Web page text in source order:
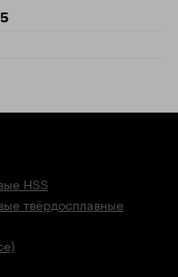
HSS
твёрдосплавные